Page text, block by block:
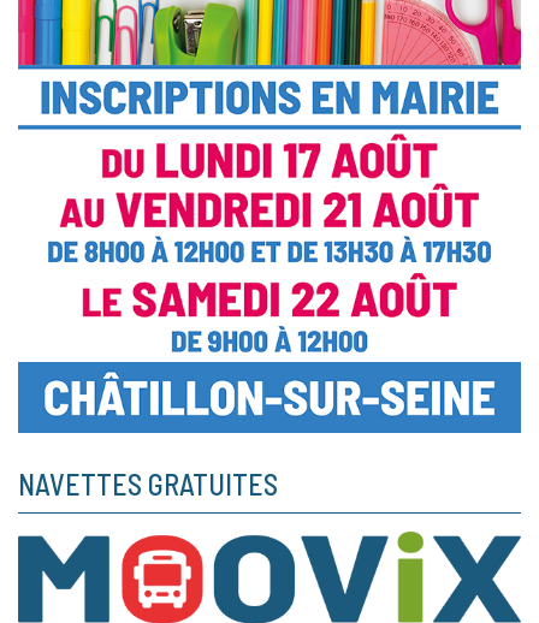
NAVETTES GRATUITES